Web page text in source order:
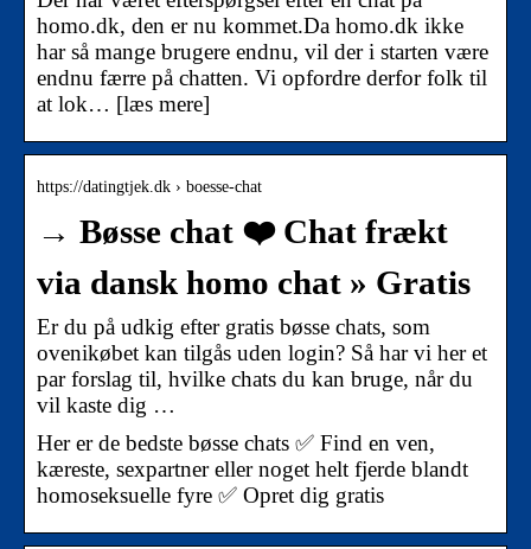
homo.dk, den er nu kommet.Da homo.dk ikke
har så mange brugere endnu, vil der i starten være
endnu færre på chatten. Vi opfordre derfor folk til
at lok… [læs mere]
https://datingtjek.dk › boesse-chat
→ Bøsse chat ❤️ Chat frækt
via dansk homo chat » Gratis
Er du på udkig efter gratis bøsse chats, som
ovenikøbet kan tilgås uden login? Så har vi her et
par forslag til, hvilke chats du kan bruge, når du
vil kaste dig …
Her er de bedste bøsse chats ✅ Find en ven,
kæreste, sexpartner eller noget helt fjerde blandt
homoseksuelle fyre ✅ Opret dig gratis